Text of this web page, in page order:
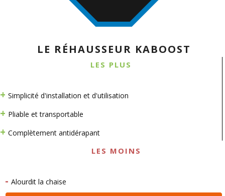
LE RÉHAUSSEUR KABOOST
LES PLUS
Simplicité d'installation et d'utilisation
Pliable et transportable
Complètement antidérapant
LES MOINS
Alourdit la chaise